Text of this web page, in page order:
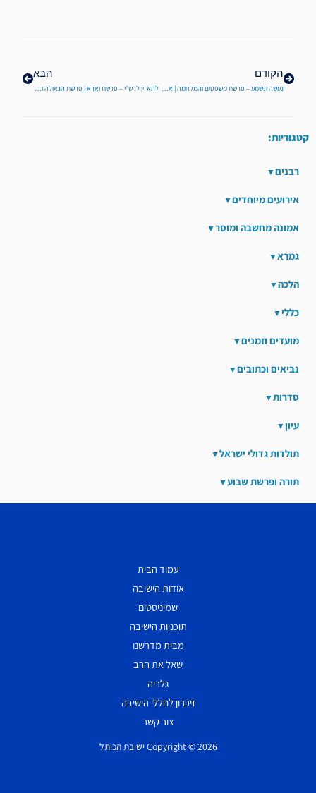
הקודם
נעשה ונשמע – פרשת משפטים והמלחמה | אמונה במלחמה טו
הבא
להאזין לרש"י – פרשת וארא | פרשת הגאולה והנהגת הייחוד ע"פ שם הויה
קטגוריות:
רבנים
אירועים מיוחדים
אמונה מחשבה ומוסר
גמרא
הלכה
כללי
מועדים וזמנים
נביאים וכתובים
סדרות
עיון
תולדות גדולי ישראל
תורה ופרשת שבוע
עמוד הבית
אודות הישיבה
שמיניסטים
תוכניות הישיבה
מבית מדרשנו
שאל את הרב
גלריה
זיכרון לחללי הישיבה
צור קשר
Copyright © 2026 ישיבת הכותל